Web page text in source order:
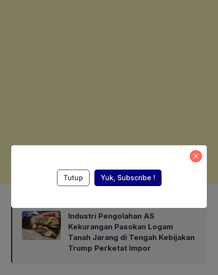
Industri Pengolahan AS
Kekurangan Pasokan Logam
Tanah Jarang di Tengah Kebijakan
Trump Perketat Impor
Tutup Yuk, Subscribe !